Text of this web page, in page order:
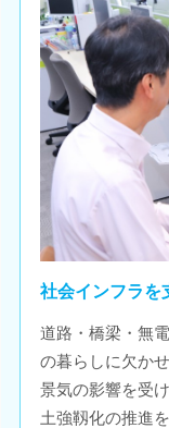
社会インフラを
道路・橋梁・無
の暮らしに欠か
景気の影響を受
土強靱化の推進